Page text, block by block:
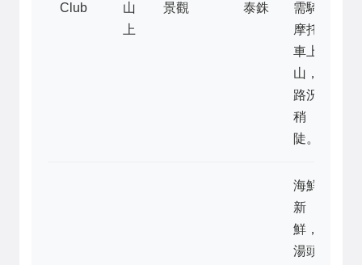
Club
山
上
景觀
泰銖
需騎
摩托
車上
山，
路況
稍
陡。
海鮮
新
鮮，
湯頭